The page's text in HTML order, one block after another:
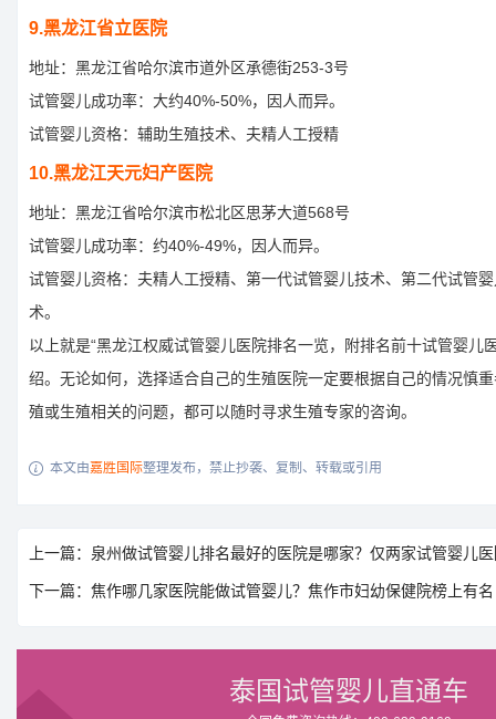
9.黑龙江省立医院
地址：黑龙江省哈尔滨市道外区承德街253-3号
试管婴儿成功率：大约40%-50%，因人而异。
试管婴儿资格：辅助生殖技术、夫精人工授精
10.黑龙江天元妇产医院
地址：黑龙江省哈尔滨市松北区思茅大道568号
试管婴儿成功率：约40%-49%，因人而异。
试管婴儿资格：夫精人工授精、第一代试管婴儿技术、第二代试管
术。
以上就是“黑龙江权威试管婴儿医院排名一览，附排名前十试管婴儿
绍。无论如何，选择适合自己的生殖医院一定要根据自己的情况慎
殖或生殖相关的问题，都可以随时寻求生殖专家的咨询。
 本文由嘉胜国际整理发布，禁止抄袭、复制、转载或引用
上一篇：泉州做试管婴儿排名最好的医院是哪家？仅两家试管婴儿
下一篇：焦作哪几家医院能做试管婴儿？焦作市妇幼保健院榜上有
泰国试管婴儿直通车